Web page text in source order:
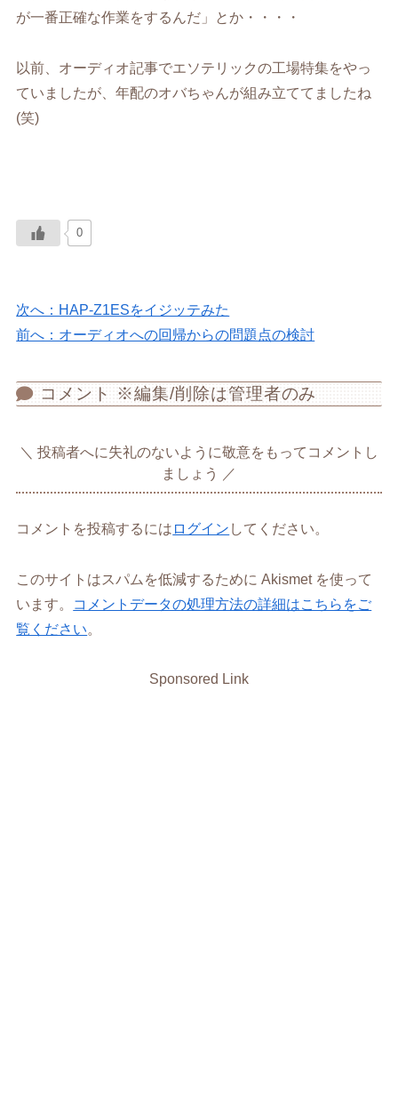
が一番正確な作業をするんだ」とか・・・・
以前、オーディオ記事でエソテリックの工場特集をやっ
ていましたが、年配のオバちゃんが組み立ててましたね
(笑)
0
次へ：HAP-Z1ESをイジッテみた
前へ：オーディオへの回帰からの問題点の検討
コメント ※編集/削除は管理者のみ
投稿者へに失礼のないように敬意をもってコメントし
ましょう
コメントを投稿するには ログイン してください。
このサイトはスパムを低減するために Akismet を使って
います。
コメントデータの処理方法の詳細はこちらをご
覧ください。
Sponsored Link